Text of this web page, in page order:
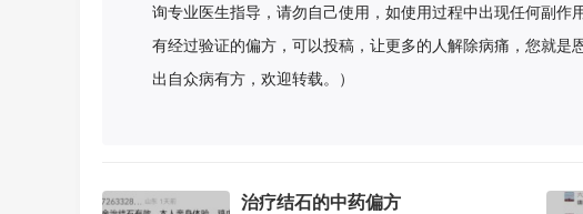
询专业医生指导，请勿自己使用，如使用过程中出现任何副作
有经过验证的偏方，可以投稿，让更多的人解除病痛，您就是
出自众病有方，欢迎转载。）
治疗结石的中药偏方